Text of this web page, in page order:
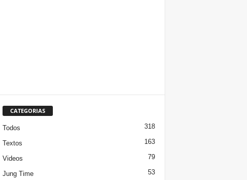
CATEGORIAS
Todos 318
Textos 163
Videos 79
Jung Time 53